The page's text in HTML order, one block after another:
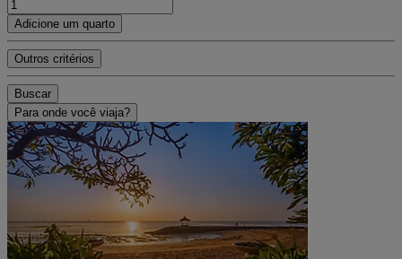
Adicione um quarto
Outros critérios
Buscar
Para onde você viaja?